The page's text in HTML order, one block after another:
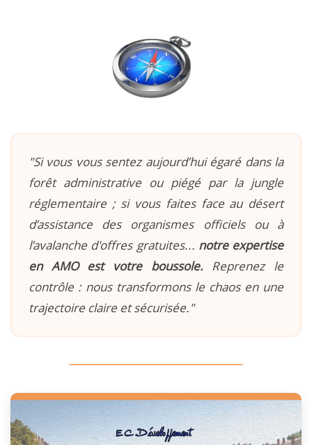
"Si vous vous sentez aujourd’hui égaré dans la
forêt administrative ou piégé par la jungle
réglementaire ; si vous faites face au désert
d’assistance des organismes officiels ou à
l’avalanche d'offres gratuites... notre expertise
en AMO est votre boussole.Reprenez le
contrôle : nous transformons le chaos en une
trajectoire claire et sécurisée."